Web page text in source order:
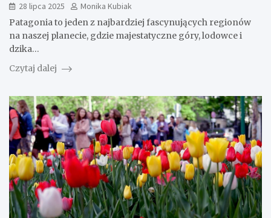
28 lipca 2025
Monika Kubiak
Patagonia to jeden z najbardziej fascynujących regionów
na naszej planecie, gdzie majestatyczne góry, lodowce i
dzika…
Czytaj dalej